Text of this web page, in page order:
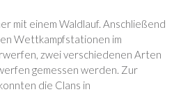
mit einem Waldlauf. Anschließend
Wettkampfstationen im
zwei verschiedenen Arten
gemessen werden. Zur
die Clans in